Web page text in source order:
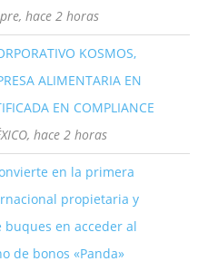
hace 2 horas
KOSMOS,
ALIMENTARIA EN
EN COMPLIANCE
hace 2 horas
en la primera
propietaria y
buques en acceder al
de bonos «Panda»